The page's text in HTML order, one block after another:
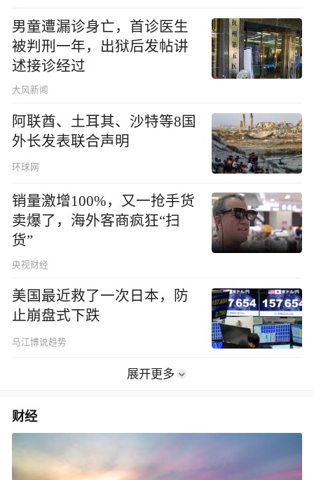
男童遭漏诊身亡，首诊医生
被判刑一年，出狱后发帖讲
述接诊经过
大风新闻
阿联酋、土耳其、沙特等8国
外长发表联合声明
环球网
销量激增100%，又一抢手货
卖爆了，海外客商疯狂“扫
货”
央视财经
美国最近救了一次日本，防
止崩盘式下跌
马江博说趋势
展开更多
财经